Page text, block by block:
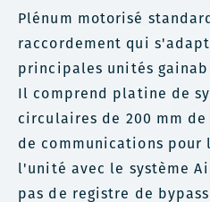
Plénum motorisé
raccordement qui
principales unités
Il comprend platine de
circulaires de 200 mm
de communications
l'unité avec le système
pas de registre de